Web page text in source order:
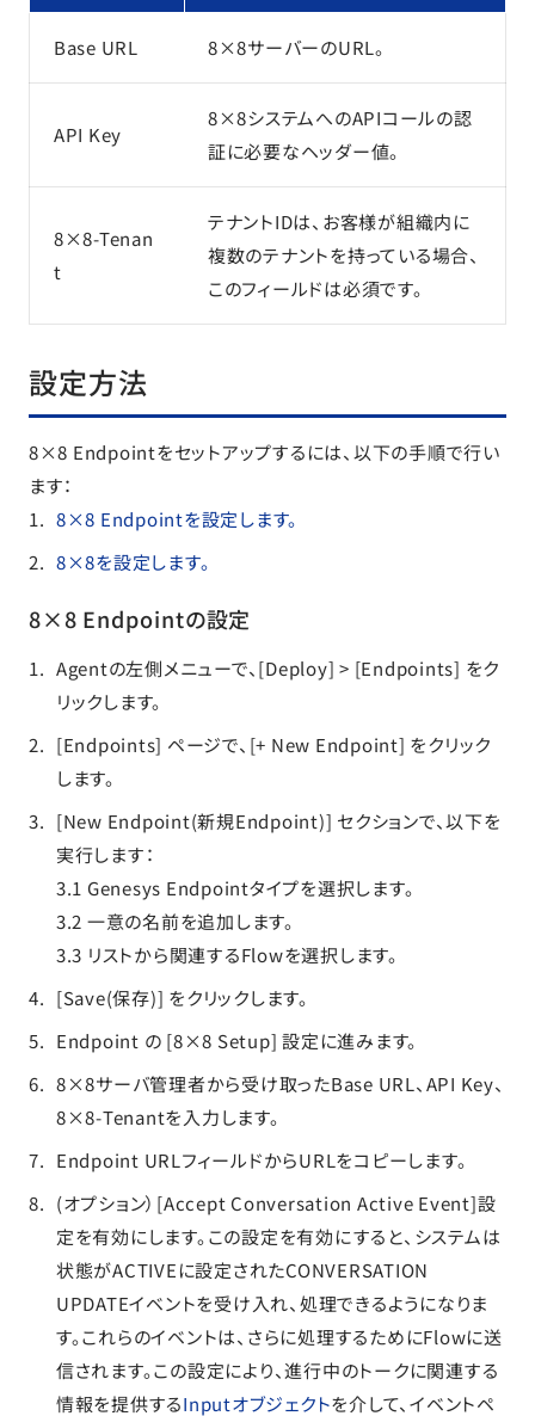
Base URL 8×8サーバーのURL。
API Key
8×8システムへのAPIコールの認
証に必要なヘッダー値。
8×8-Tenan
t
テナントIDは、お客様が組織内に
複数のテナントを持っている場合、
このフィールドは必須です。
設定方法
8×8 Endpointをセットアップするには、以下の手順で行い
ます：
8×8 Endpointを設定します。
8×8を設定します。
8×8 Endpointの設定
Agentの左側メニューで、[Deploy] > [Endpoints] をク
リックします。
[Endpoints] ページで、[+ New Endpoint] をクリック
します。
[New Endpoint(新規Endpoint)] セクションで、以下を
実行します：
3.1 Genesys Endpointタイプを選択します。
3.2 一意の名前を追加します。
3.3 リストから関連するFlowを選択します。
[Save(保存)] をクリックします。
Endpoint の [8×8 Setup] 設定に進みます。
8×8サーバ管理者から受け取ったBase URL、API Key、
8×8-Tenantを入力します。
Endpoint URLフィールドからURLをコピーします。
(オプション）[Accept Conversation Active Event]設
定を有効にします。この設定を有効にすると、システムは
状態がACTIVEに設定されたCONVERSATION
UPDATEイベントを受け入れ、処理できるようになりま
す。これらのイベントは、さらに処理するためにFlowに送
信されます。この設定により、進行中のトークに関連する
情報を提供するInputオブジェクトを介して、イベントペ